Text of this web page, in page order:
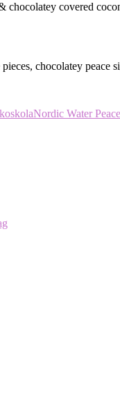
chocolatey covered
chocolatey
kolaNordic Water Peace